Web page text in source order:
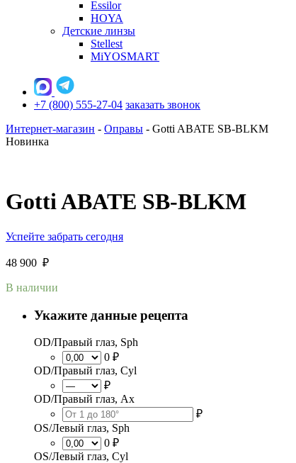
Essilor
HOYA
Детские линзы
Stellest
MiYOSMART
+7 (800) 555-27-04 заказать звонок
Интернет-магазин - Оправы - Gotti ABATE SB-BLKM
Новинка
Gotti ABATE SB-BLKM
Успейте забрать сегодня
48 900 ₽
В наличии
Укажите данные рецепта
OD/Правый глаз, Sph
0 ₽
OD/Правый глаз, Cyl
₽
OD/Правый глаз, Ax
₽
OS/Левый глаз, Sph
0 ₽
OS/Левый глаз, Cyl